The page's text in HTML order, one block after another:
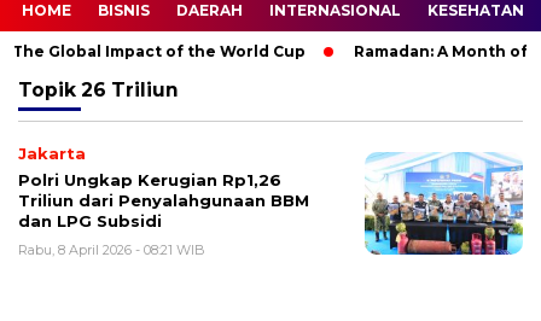
HOME BISNIS DAERAH INTERNASIONAL KESEHATAN
Global Impact of the World Cup Ramadan: A Month of
Topik 26 Triliun
Jakarta
Polri Ungkap Kerugian Rp1,26
Triliun dari Penyalahgunaan BBM
dan LPG Subsidi
Rabu, 8 April 2026 - 08:21 WIB